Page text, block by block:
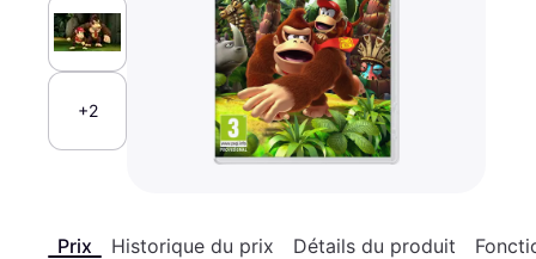
+2
Prix Historique du prix Détails du produit